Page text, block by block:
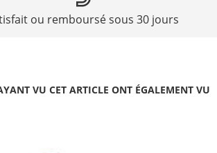
ou remboursé sous 30 jours
VU CET ARTICLE ONT ÉGALEMENT VU